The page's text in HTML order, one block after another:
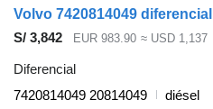
S/ 3,842 EUR 983.90 ≈ USD 1,137
Diferencial
7420814049 20814049
diésel